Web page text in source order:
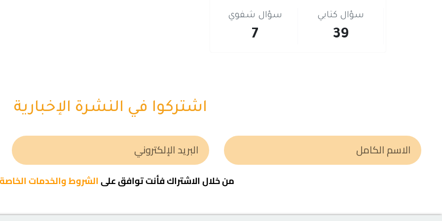
سؤال كتابي
39
سؤال شفوي
7
اشتركوا في النشرة الإخبارية
من خلال الاشتراك فأنت توافق علىالشروط والخدمات الخاصة